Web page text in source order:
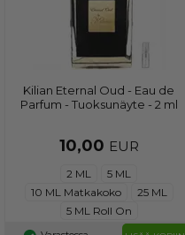
Kilian Eternal Oud - Eau de
Parfum - Tuoksunäyte - 2 ml
10,00 EUR
2 ML
5 ML
10 ML Matkakoko
25 ML
5 ML Roll On